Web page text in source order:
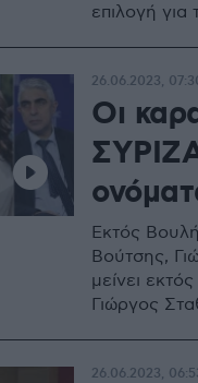
επιλογή
Οι
Εκτός
Βούτσης,
μείνει
Γιώργος
26.06.2023,
26.06.2023,